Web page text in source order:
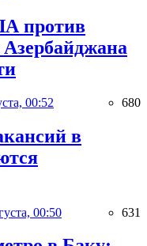
против
00:52 680
в
00:50 631